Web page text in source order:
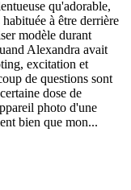
qu'adorable,
à être derrière
modèle durant
Alexandra avait
excitation et
de questions sont
dose de
photo d'une
bien que mon...